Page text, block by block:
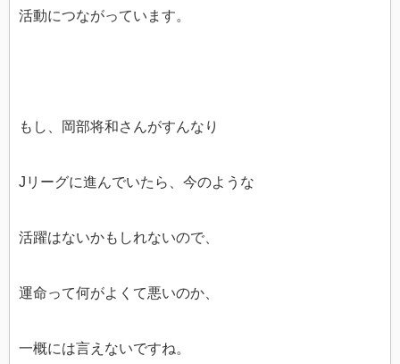
活動につながっています。
もし、岡部将和さんがすんなり
Jリーグに進んでいたら、今のような
活躍はないかもしれないので、
運命って何がよくて悪いのか、
一概には言えないですね。